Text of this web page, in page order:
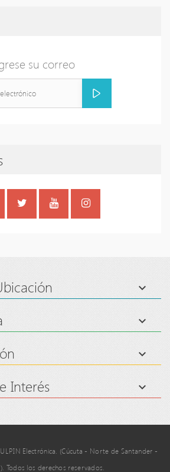
su correo
Interés
Electrónica. (Cúcuta - Norte de Santander -
Todos los derechos reservados.